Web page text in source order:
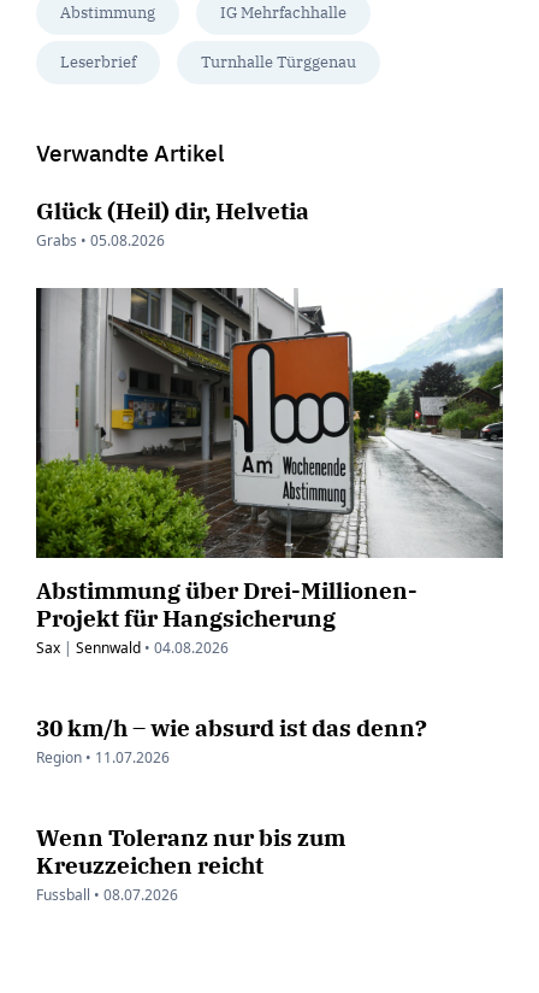
Abstimmung IG Mehrfachhalle
Leserbrief Turnhalle Türggenau
Verwandte Artikel
Glück (Heil) dir, Helvetia
Grabs • 05.08.2026
Abstimmung über Drei-Millionen-
Projekt für Hangsicherung
Sax | Sennwald • 04.08.2026
30 km/h – wie absurd ist das denn?
Region • 11.07.2026
Wenn Toleranz nur bis zum
Kreuzzeichen reicht
Fussball • 08.07.2026